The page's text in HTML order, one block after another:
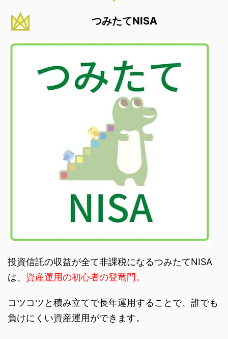
つみたてNISA
投資信託の収益が全て非課税になるつみたてNISA
は、 資産運用の初心者の登竜門。
コツコツと積み立てで長年運用することで、誰でも
負けにくい資産運用ができます。